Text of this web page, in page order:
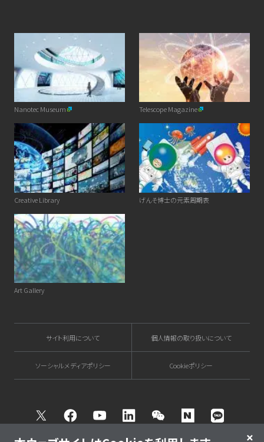
Nanotec Museum Telescope Magazine
Creative Library げんそ博士の元素周期表
Art Gallery
サイト利用について 個人情報の取り扱いについて
ソーシャルメディアポリシー Cookieポリシー
Twitter FacebookYoutube Linkedin WeChat NAVER